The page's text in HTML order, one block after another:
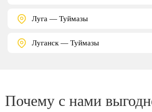
Луга — Туймазы
Луганск — Туймазы
Почему с нами